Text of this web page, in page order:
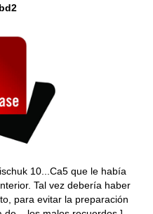
10...Ca5 que le había
Tal vez debería haber
para evitar la preparación